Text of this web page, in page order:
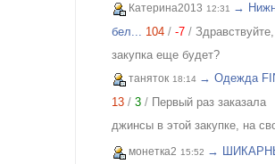
Катерина2013 12:31
→
бел... 104 / -7 / Здравствуйте,
закупка еще будет?
таняток 18:14 → Одежда
13 / 3 / Первый раз заказала
джинсы в этой закупке, на
46, взяла 29. Организатор
монетка2 15:52 →